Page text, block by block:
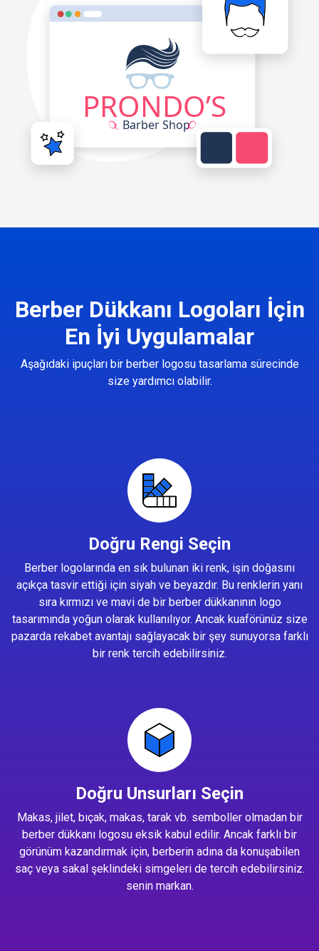
Berber Dükkanı Logoları İçin
En İyi Uygulamalar
Aşağıdaki ipuçları bir berber logosu tasarlama sürecinde
size yardımcı olabilir.
Doğru Rengi Seçin
Berber logolarında en sık bulunan iki renk, işin doğasını
açıkça tasvir ettiği için siyah ve beyazdır. Bu renklerin yanı
sıra kırmızı ve mavi de bir berber dükkanının logo
tasarımında yoğun olarak kullanılıyor. Ancak kuaförünüz size
pazarda rekabet avantajı sağlayacak bir şey sunuyorsa farklı
bir renk tercih edebilirsiniz.
Doğru Unsurları Seçin
Makas, jilet, bıçak, makas, tarak vb. semboller olmadan bir
berber dükkanı logosu eksik kabul edilir. Ancak farklı bir
görünüm kazandırmak için, berberin adına da konuşabilen
saç veya sakal şeklindeki simgeleri de tercih edebilirsiniz.
senin markan.